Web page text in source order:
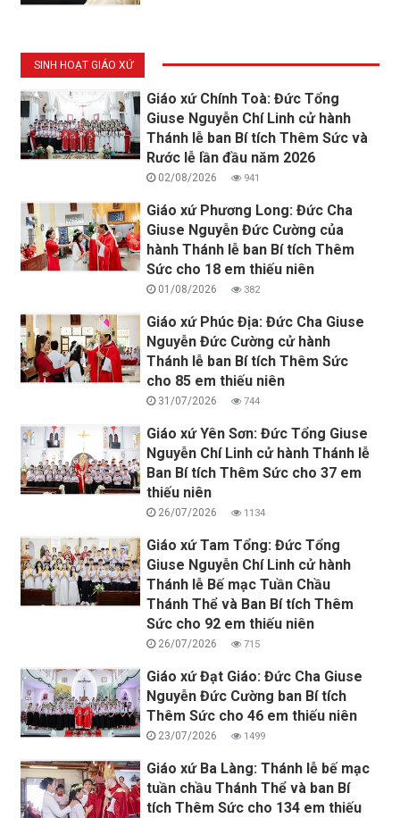
SINH HOẠT GIÁO XỨ
Giáo xứ Chính Toà: Đức Tổng
Giuse Nguyễn Chí Linh cử hành
Thánh lễ ban Bí tích Thêm Sức và
Rước lễ lần đầu năm 2026
02/08/2026 941
Giáo xứ Phương Long: Đức Cha
Giuse Nguyễn Đức Cường của
hành Thánh lễ ban Bí tích Thêm
Sức cho 18 em thiếu niên
01/08/2026 382
Giáo xứ Phúc Địa: Đức Cha Giuse
Nguyễn Đức Cường cử hành
Thánh lễ ban Bí tích Thêm Sức
cho 85 em thiếu niên
31/07/2026 744
Giáo xứ Yên Sơn: Đức Tổng Giuse
Nguyễn Chí Linh cử hành Thánh lễ
Ban Bí tích Thêm Sức cho 37 em
thiếu niên
26/07/2026 1134
Giáo xứ Tam Tổng: Đức Tổng
Giuse Nguyễn Chí Linh cử hành
Thánh lễ Bế mạc Tuần Chầu
Thánh Thể và Ban Bí tích Thêm
Sức cho 92 em thiếu niên
26/07/2026 715
Giáo xứ Đạt Giáo: Đức Cha Giuse
Nguyễn Đức Cường ban Bí tích
Thêm Sức cho 46 em thiếu niên
23/07/2026 1499
Giáo xứ Ba Làng: Thánh lễ bế mạc
tuần chầu Thánh Thể và ban Bí
tích Thêm Sức cho 134 em thiếu